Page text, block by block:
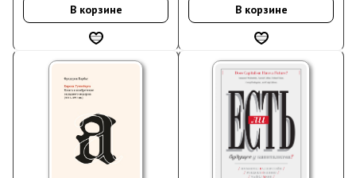
В корзине
В корзине